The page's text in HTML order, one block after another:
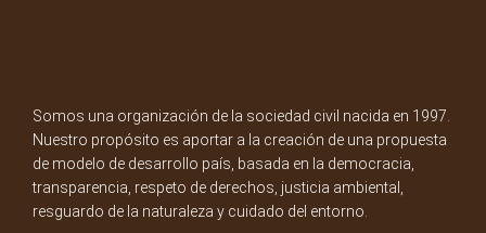
Somos una organización de la sociedad civil nacida en 1997.
Nuestro propósito es aportar a la creación de una propuesta
de modelo de desarrollo país, basada en la democracia,
transparencia, respeto de derechos, justicia ambiental,
resguardo de la naturaleza y cuidado del entorno.